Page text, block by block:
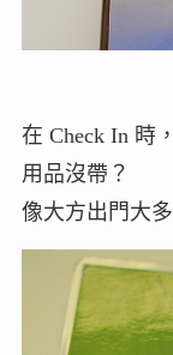
在 Check In 時
用品沒帶？
像大方出門大